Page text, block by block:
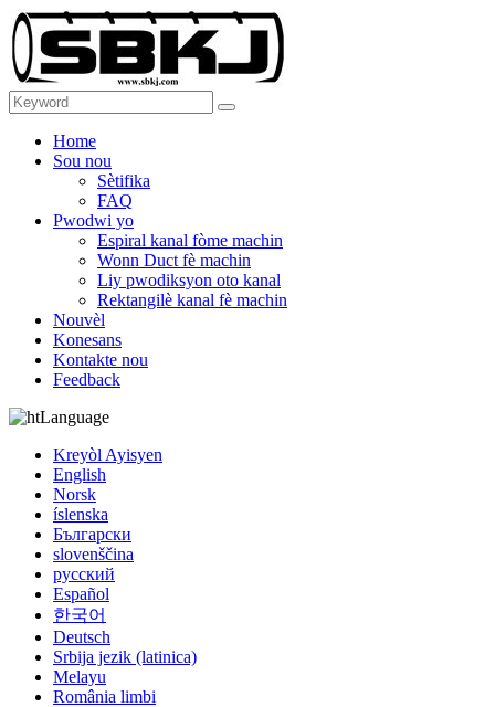
Home
Sou nou
Sètifika
FAQ
Pwodwi yo
Espiral kanal fòme machin
Wonn Duct fè machin
Liy pwodiksyon oto kanal
Rektangilè kanal fè machin
Nouvèl
Konesans
Kontakte nou
Feedback
Language
Kreyòl Ayisyen
English
Norsk
íslenska
Български
slovenščina
русский
Español
한국어
Deutsch
Srbija jezik (latinica)
Melayu
România limbi